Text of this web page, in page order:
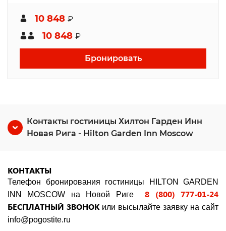
10 848 ₽
10 848 ₽
Бронировать
Контакты гостиницы Хилтон Гарден Инн
Новая Рига - Hilton Garden Inn Moscow
КОНТАКТЫ
Телефон бронирования гостиницы HILTON GARDEN
INN MOSCOW на Новой Риге8 (800) 777-01-24
БЕСПЛАТНЫЙ ЗВОНОК или высылайте заявку на сайт
info@pogostite.ru